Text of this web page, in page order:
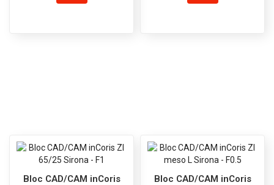
Bloc CAD/CAM inCoris
Bloc CAD/CAM inCoris